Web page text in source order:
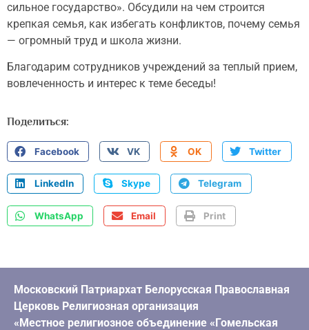
сильное государство». Обсудили на чем строится
крепкая семья, как избегать конфликтов, почему семья
— огромный труд и школа жизни.
Благодарим сотрудников учреждений за теплый прием,
вовлеченность и интерес к теме беседы!
Поделиться:
Facebook VK OK Twitter
LinkedIn Skype Telegram
WhatsApp Email Print
Московский Патриархат Белорусская Православная
Церковь Религиозная организация
«Местное религиозное объединение «Гомельская